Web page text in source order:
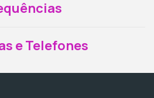
e Telefones